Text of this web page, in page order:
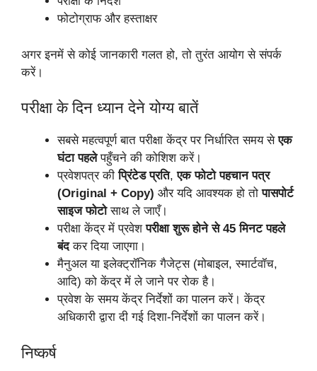
फोटोग्राफ और हस्ताक्षर
अगर इनमें से कोई जानकारी गलत हो, तो तुरंत आयोग से संपर्क
करें।
परीक्षा के दिन ध्यान देने योग्य बातें
सबसे महत्वपूर्ण बात परीक्षा केंद्र पर निर्धारित समय सेएक
घंटा पहलेपहुँचने की कोशिश करें।
प्रवेशपत्र कीप्रिंटेड प्रति,एक फोटो पहचान पत्र
(Original + Copy) और यदि आवश्यक हो तोपासपोर्ट
साइज फोटोसाथ ले जाएँ।
परीक्षा केंद्र में प्रवेशपरीक्षा शुरू होने से 45 मिनट पहले
बंदकर दिया जाएगा।
मैनुअल या इलेक्ट्रॉनिक गैजेट्स (मोबाइल, स्मार्टवॉच,
आदि) को केंद्र में ले जाने पर रोक है।
प्रवेश के समय केंद्र निर्देशों का पालन करें। केंद्र
अधिकारी द्वारा दी गई दिशा-निर्देशों का पालन करें।
निष्कर्ष